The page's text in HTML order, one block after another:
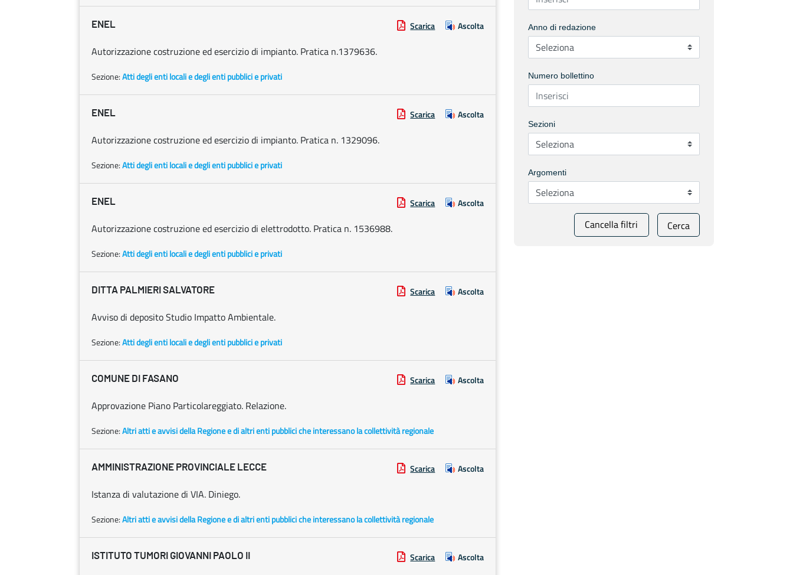
ENEL Scarica Ascolta
Autorizzazione costruzione ed esercizio di impianto. Pratica n.1379636.
Sezione:Atti degli enti locali e degli enti pubblici e privati
ENEL Scarica Ascolta
Autorizzazione costruzione ed esercizio di impianto. Pratica n. 1329096.
Sezione:Atti degli enti locali e degli enti pubblici e privati
ENEL Scarica Ascolta
Autorizzazione costruzione ed esercizio di elettrodotto. Pratica n. 1536988.
Sezione:Atti degli enti locali e degli enti pubblici e privati
DITTA PALMIERI SALVATORE Scarica Ascolta
Avviso di deposito Studio Impatto Ambientale.
Sezione:Atti degli enti locali e degli enti pubblici e privati
COMUNE DI FASANO Scarica Ascolta
Approvazione Piano Particolareggiato. Relazione.
Sezione:Altri atti e avvisi della Regione e di altri enti pubblici che interessano la collettività regionale
AMMINISTRAZIONE PROVINCIALE LECCE Scarica Ascolta
Istanza di valutazione di VIA. Diniego.
Sezione:Altri atti e avvisi della Regione e di altri enti pubblici che interessano la collettività regionale
ISTITUTO TUMORI GIOVANNI PAOLO II Scarica Ascolta
Anno di redazione
Numero bollettino
Sezioni
Argomenti
Cancella filtri Cerca